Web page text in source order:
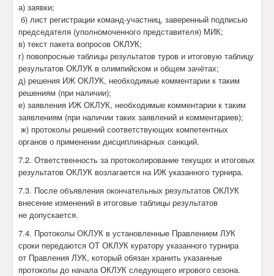
а) заявки;
б) лист регистрации команд-участниц, заверенный подписью
председателя (уполномоченного представителя) МИК;
в) текст пакета вопросов ОКЛУК;
г) повопросные таблицы результатов туров и итоговую таблицу
результатов ОКЛУК в олимпийском и общем зачётах;
д) решения ИЖ ОКЛУК, необходимые комментарии к таким
решениям (при наличии);
е) заявления ИЖ ОКЛУК, необходимые комментарии к таким
заявлениям (при наличии таких заявлений и комментариев);
ж) протоколы решений соответствующих компетентных
органов о применении дисциплинарных санкций.
7.2. Ответственность за протоколирование текущих и итоговых
результатов ОКЛУК возлагается на ИЖ указанного турнира.
7.3. После объявления окончательных результатов ОКЛУК
внесение изменений в итоговые таблицы результатов
не допускается.
7.4. Протоколы ОКЛУК в установленные Правлением ЛУК
сроки передаются ОТ ОКЛУК куратору указанного турнира
от Правления ЛУК, который обязан хранить указанные
протоколы до начала ОКЛУК следующего игрового сезона.